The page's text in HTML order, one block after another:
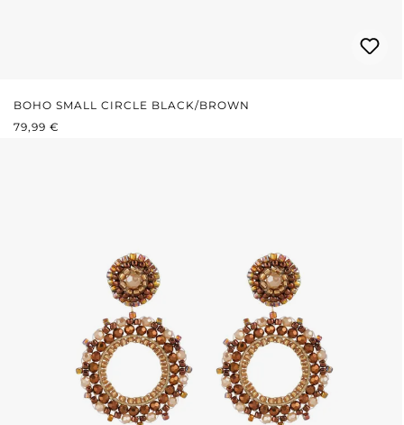
BOHO SMALL CIRCLE BLACK/BROWN
REGULÄRER PREIS:
79,99 €